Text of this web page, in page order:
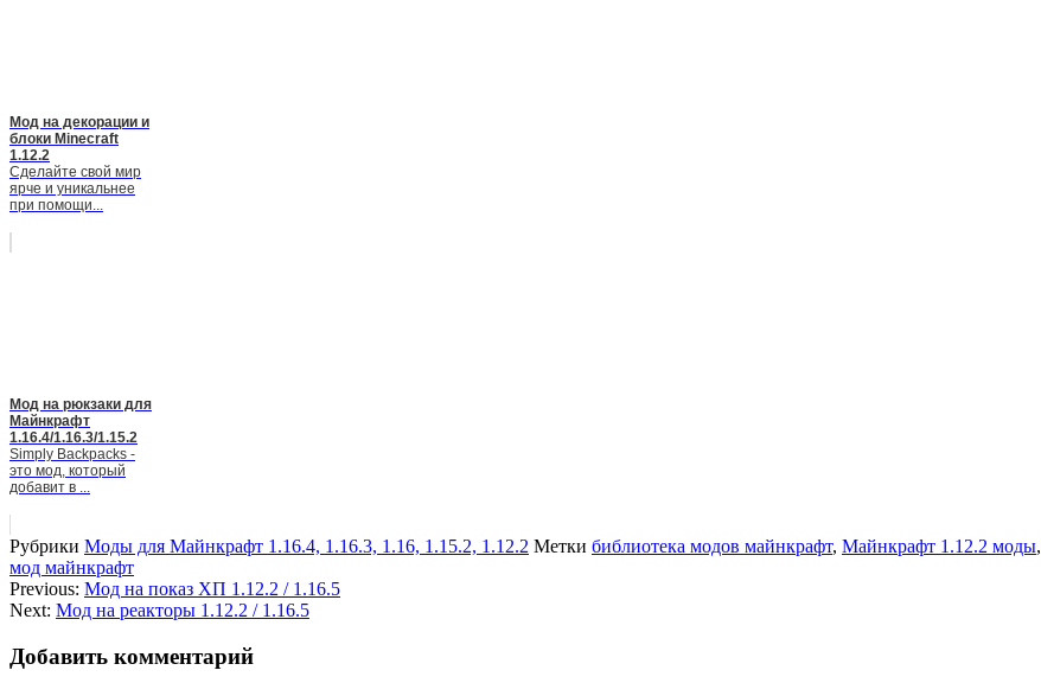
Мод на декорации и
блоки Minecraft
1.12.2
Сделайте свой мир
ярче и уникальнее
при помощи...
Мод на рюкзаки для
Майнкрафт
1.16.4/1.16.3/1.15.2
Simply Backpacks -
это мод, который
добавит в ...
Рубрики Моды для Майнкрафт 1.16.4, 1.16.3, 1.16, 1.15.2, 1.12.2 Метки библиотека модов майнкрафт, Майнкрафт 1.12.2 моды,
мод майнкрафт
Previous: Мод на показ ХП 1.12.2 / 1.16.5
Next: Мод на реакторы 1.12.2 / 1.16.5
Добавить комментарий